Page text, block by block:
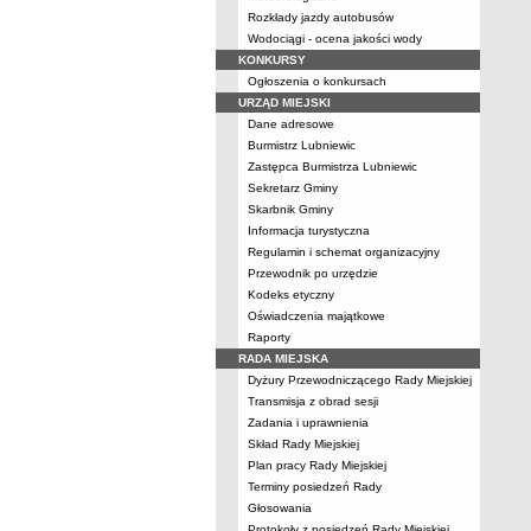
Rozkłady jazdy autobusów
Wodociągi - ocena jakości wody
KONKURSY
Ogłoszenia o konkursach
URZĄD MIEJSKI
Dane adresowe
Burmistrz Lubniewic
Zastępca Burmistrza Lubniewic
Sekretarz Gminy
Skarbnik Gminy
Informacja turystyczna
Regulamin i schemat organizacyjny
Przewodnik po urzędzie
Kodeks etyczny
Oświadczenia majątkowe
Raporty
RADA MIEJSKA
Dyżury Przewodniczącego Rady Miejskiej
Transmisja z obrad sesji
Zadania i uprawnienia
Skład Rady Miejskiej
Plan pracy Rady Miejskiej
Terminy posiedzeń Rady
Głosowania